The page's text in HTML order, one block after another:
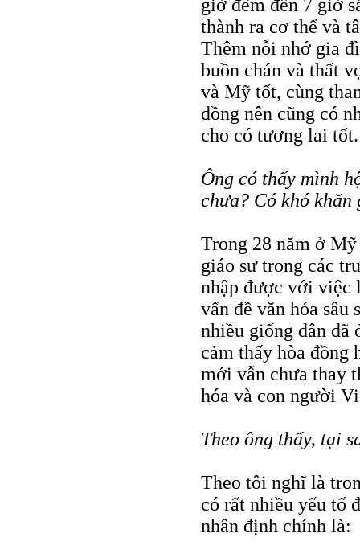
giờ đêm đến 7 giờ
thành ra cơ thể và
Thêm nỗi nhớ gia
buồn chán và thất
và Mỹ tốt, cùng
đồng nên cũng có
cho có tương lai tốt.
Ông có thấy mình
chưa? Có khó khăn
Trong 28 năm ở
giáo sư trong các
nhập được với việc
vấn đề văn hóa sâu
nhiều giống dân đã
cảm thấy hòa đồng
mới vẫn chưa thay
hóa và con người
Theo ông thấy, tại
Theo tôi nghĩ là
có rất nhiều yếu tố
nhân định chính là: